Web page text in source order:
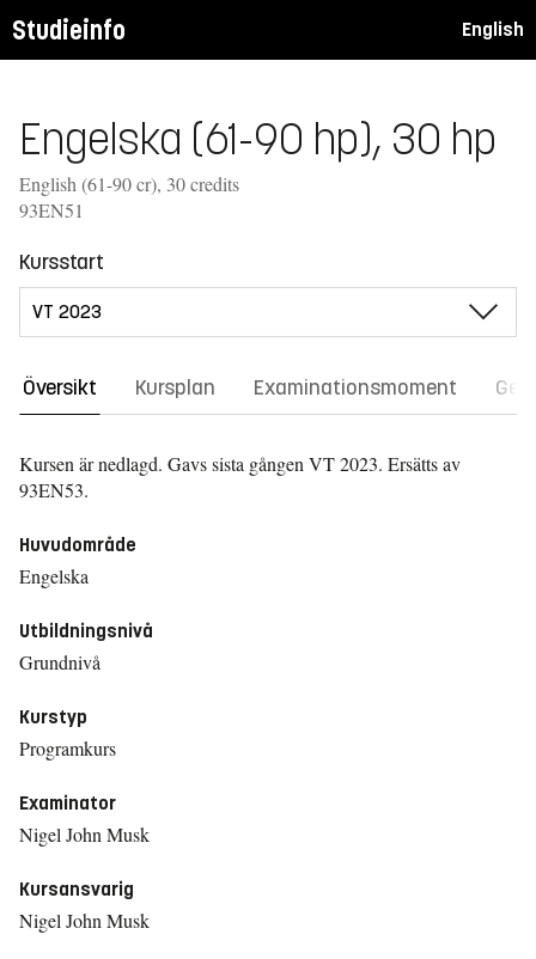
Studieinfo English
Engelska (61-90 hp), 30 hp
English (61-90 cr), 30 credits
93EN51
Kursstart
Översikt Kursplan Examinationsmoment
Kursen är nedlagd. Gavs sista gången VT 2023. Ersätts av
93EN53.
Huvudområde
Engelska
Utbildningsnivå
Grundnivå
Kurstyp
Programkurs
Examinator
Nigel John Musk
Kursansvarig
Nigel John Musk